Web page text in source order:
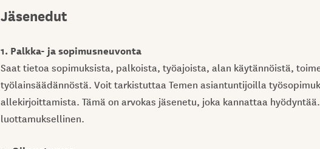
Jäsenedut
1. Palkka- ja sopimusneuvonta
Saat tietoa sopimuksista, palkoista, työajoista, alan käytännöistä,
työlainsäädännöstä. Voit tarkistuttaa Temen asiantuntijoilla
allekirjoittamista. Tämä on arvokas jäsenetu, joka kannattaa
luottamuksellinen.